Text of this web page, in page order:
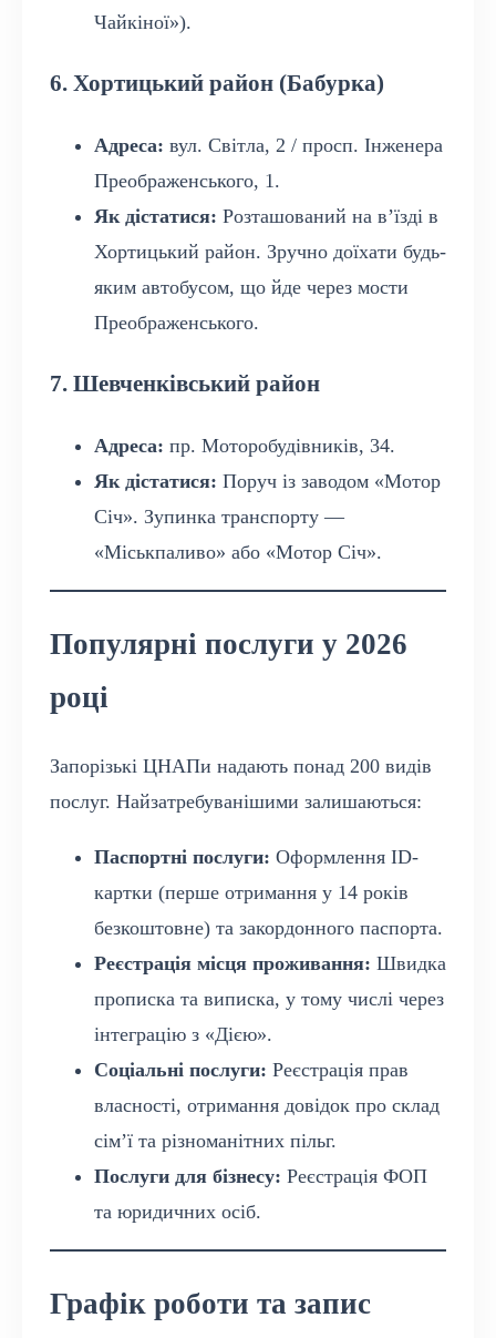
Чайкіної»).
6. Хортицький район (Бабурка)
Адреса: вул. Світла, 2 / просп. Інженера
Преображенського, 1.
Як дістатися: Розташований на в’їзді в
Хортицький район. Зручно доїхати будь-
яким автобусом, що йде через мости
Преображенського.
7. Шевченківський район
Адреса: пр. Моторобудівників, 34.
Як дістатися: Поруч із заводом «Мотор
Січ». Зупинка транспорту —
«Міськпаливо» або «Мотор Січ».
Популярні послуги у 2026
році
Запорізькі ЦНАПи надають понад 200 видів
послуг. Найзатребуванішими залишаються:
Паспортні послуги: Оформлення ID-
картки (перше отримання у 14 років
безкоштовне) та закордонного паспорта.
Реєстрація місця проживання: Швидка
прописка та виписка, у тому числі через
інтеграцію з «Дією».
Соціальні послуги: Реєстрація прав
власності, отримання довідок про склад
сім’ї та різноманітних пільг.
Послуги для бізнесу: Реєстрація ФОП
та юридичних осіб.
Графік роботи та запис